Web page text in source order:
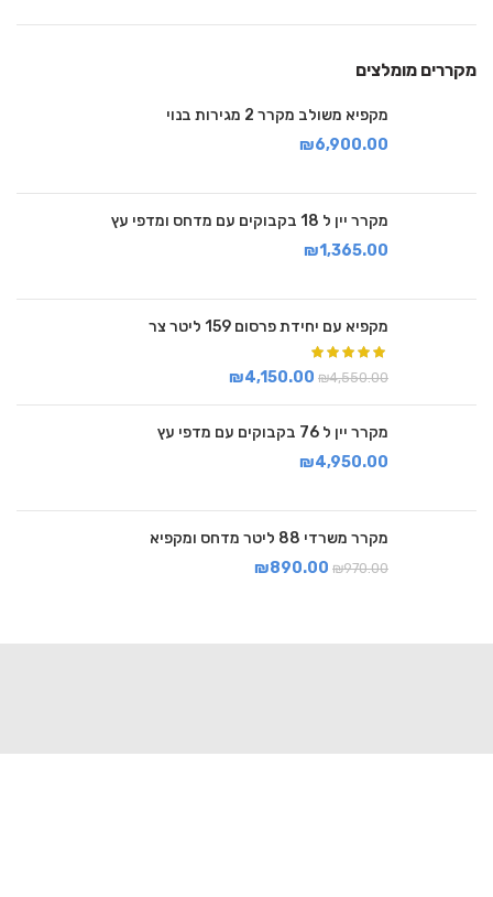
מקררים מומלצים
מקפיא משולב מקרר 2 מגירות בנוי
₪6,900.00
מקרר יין ל 18 בקבוקים עם מדחס ומדפי עץ
₪1,365.00
מקפיא עם יחידת פרסום 159 ליטר צר
₪4,550.00
₪4,150.00
מקרר יין ל 76 בקבוקים עם מדפי עץ
₪4,950.00
מקרר משרדי 88 ליטר מדחס ומקפיא
₪970.00
₪890.00